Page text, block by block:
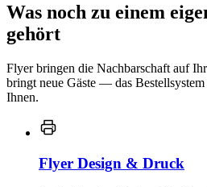
Was noch zu einem
gehört
Flyer bringen die Nachbarschaft auf
bringt neue Gäste — das
Ihnen.
Flyer Design & Druck